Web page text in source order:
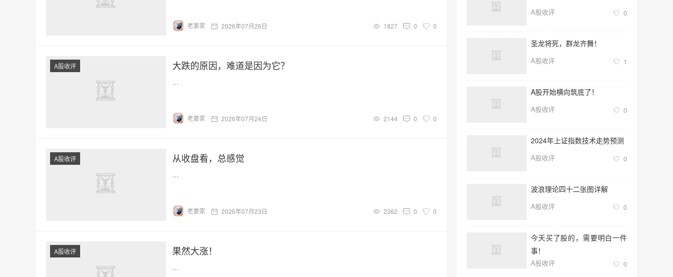
老姜家 2026年07月26日 1827 0 0
A股收评 大跌的原因，难道是因为它？
…
老姜家 2026年07月24日 2144 0 0
A股收评 从收盘看，总感觉
…
老姜家 2026年07月23日 2362 0 0
A股收评 果然大涨！
…
A股收评 0
圣龙将死，群龙齐舞！
A股收评 1
A股开始横向筑底了！
A股收评 0
2024年上证指数技术走势预测
A股收评 0
波浪理论四十二张图详解
A股收评 0
今天买了股的，需要明白一件
事！
A股收评 0